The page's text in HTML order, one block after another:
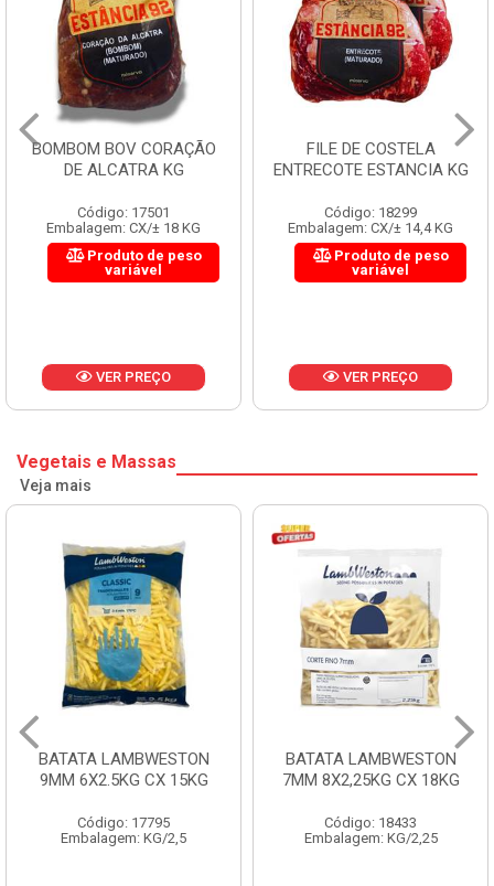
BOMBOM BOV CORAÇÃO
DE ALCATRA KG
Código: 17501
Embalagem: CX/± 18 KG
Produto de peso
variável
VER PREÇO
FILE DE COSTELA
ENTRECOTE ESTANCIA KG
Código: 18299
Embalagem: CX/± 14,4 KG
Produto de peso
variável
VER PREÇO
Vegetais e Massas
Veja mais
BATATA LAMBWESTON
9MM 6X2.5KG CX 15KG
Código: 17795
Embalagem: KG/2,5
BATATA LAMBWESTON
7MM 8X2,25KG CX 18KG
Código: 18433
Embalagem: KG/2,25